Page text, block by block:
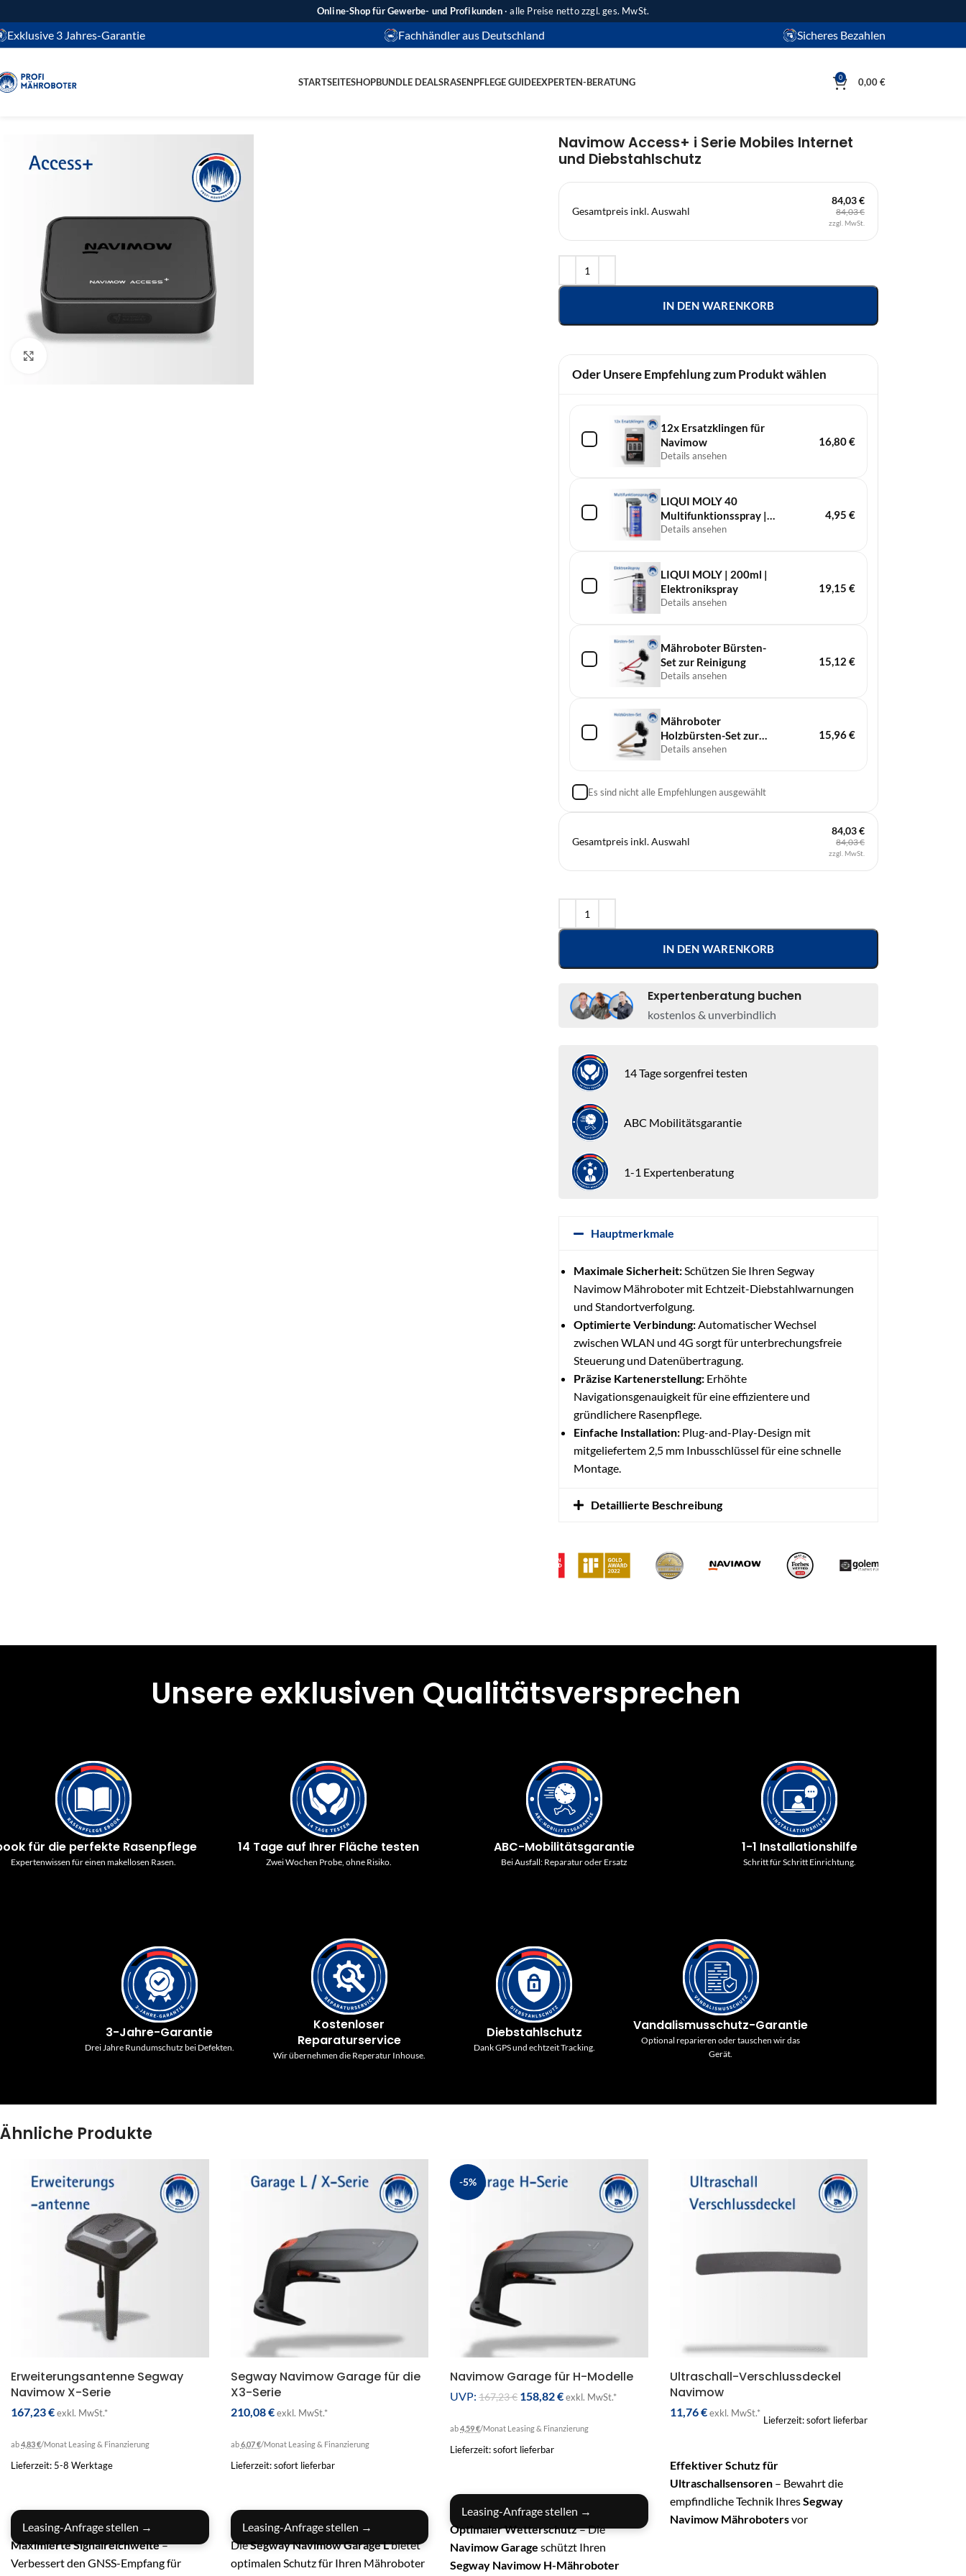
Online-Shop für Gewerbe- und Profikunden· alle Preise netto zzgl. ges. MwSt.
Exklusive 3 Jahres-Garantie Fachhändler aus Deutschland Sicheres Bezahlen
STARTSEITESHOPBUNDLE DEALSRASENPFLEGE GUIDEEXPERTEN-BERATUNG 0 0,00€
Navimow Access+ i Serie Mobiles Internet
und Diebstahlschutz
Gesamtpreis inkl. Auswahl
84,03 €
84,03 €
zzgl. MwSt.
IN DEN WARENKORB
Oder Unsere Empfehlung zum Produkt wählen
12x Ersatzklingen für
Navimow
Details ansehen
16,80€
LIQUI MOLY 40
Multifunktionsspray |
200ml | Schmiert,
Details ansehen
4,95 €
LIQUI MOLY | 200ml |
Elek­tronik­spray
Details ansehen
19,15 €
Mähroboter Bürsten-
Set zur Reinigung
Details ansehen
15,12 €
Mähroboter
Holzbürsten-Set zur
Reinigung
Details ansehen
15,96€
Es sind nicht alle Empfehlungen ausgewählt
Gesamtpreis inkl. Auswahl
84,03 €
84,03 €
zzgl. MwSt.
IN DEN WARENKORB
Expertenberatung buchen
kostenlos & unverbindlich
14 Tage sorgenfrei testen
ABC Mobilitätsgarantie
1-1 Expertenberatung
Hauptmerkmale
Maximale Sicherheit:Schützen Sie Ihren Segway
Navimow Mähroboter mit Echtzeit-Diebstahlwarnungen
und Standortverfolgung.
Optimierte Verbindung:Automatischer Wechsel
zwischen WLAN und 4G sorgt für unterbrechungsfreie
Steuerung und Datenübertragung.
Präzise Kartenerstellung: Erhöhte
Navigationsgenauigkeit für eine effizientere und
gründlichere Rasenpflege.
Einfache Installation: Plug-and-Play-Design mit
mitgeliefertem 2,5 mm Inbusschlüssel für eine schnelle
Montage.
Detaillierte Beschreibung
Unsere exklusiven Qualitätsversprechen
für die perfekte Rasenpflege
Expertenwissen für einen makellosen Rasen.
14 Tage auf Ihrer Fläche testen
Zwei Wochen Probe, ohne Risiko.
ABC-Mobilitätsgarantie
Bei Ausfall: Reparatur oder Ersatz
1-1 Installationshilfe
Schritt für Schritt Einrichtung.
3-Jahre-Garantie
Drei Jahre Rundumschutz bei Defekten.
Kostenloser
Reparaturservice
Wir übernehmen die Reperatur Inhouse.
Diebstahlschutz
Dank GPS und echtzeit Tracking.
Vandalismusschutz-Garantie
Optional reparieren oder tauschen wir das
Gerät.
Ähnliche Produkte
Erweiterungsantenne Segway
Navimow X-Serie
167,23€exkl. MwSt.*
ab4,83 €/Monat Leasing & Finanzierung
Lieferzeit: 5-8 Werktage
Leasing-Anfrage stellen →
Maximierte Signalreichweite–
Verbessert den GNSS-Empfang für
Segway Navimow Garage für die
X3-Serie
210,08€ exkl. MwSt.*
ab6,07 €/Monat Leasing & Finanzierung
Lieferzeit: sofort lieferbar
Leasing-Anfrage stellen →
DieSegway Navimow Garage Lbietet
optimalen Schutz für Ihren Mähroboter
-5%
Navimow Garage für H-Modelle
UVP: 167,23€ 158,82€exkl. MwSt.*
ab4,59 €/Monat Leasing & Finanzierung
Lieferzeit: sofort lieferbar
Leasing-Anfrage stellen →
Optimaler Wetterschutz– Die
Navimow Garage schützt Ihren
Segway Navimow H-Mähroboter
Ultraschall-Verschlussdeckel
Navimow
11,76€ exkl. MwSt.*
Lieferzeit: sofort lieferbar
Effektiver Schutz für
Ultraschallsensoren– Bewahrt die
empfindliche Technik IhresSegway
Navimow Mährobotersvor